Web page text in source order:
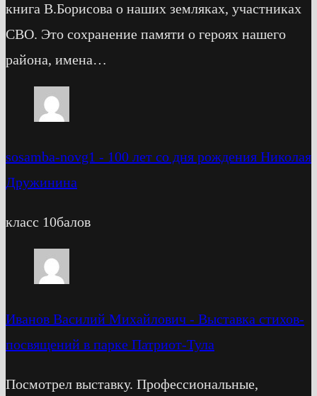
книга В.Борисова о наших земляках, участниках
СВО. Это сохранение памяти о героях нашего
района, имена…
sosamba-novg1 - 100 лет со дня рождения Николая
Дружинина
класс 10балов
Иванов Василий Михайлович - Выставка стихов-
посвящений в парке Патриот-Тула
Посмотрел выставку. Профессиональные,